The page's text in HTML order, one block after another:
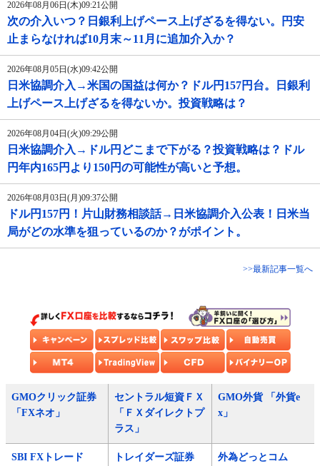
2026年08月06日(木)09:21公開
次の介入いつ？日銀利上げペース上げざるを得ない。円安
止まらなければ10月末～11月に追加介入か？
2026年08月05日(水)09:42公開
日米協調介入→米国の国益は何か？ドル円157円台。日銀利
上げペース上げざるを得ないか。投資戦略は？
2026年08月04日(火)09:29公開
日米協調介入→ドル円どこまで下がる？投資戦略は？ドル
円年内165円より150円の可能性が高いと予想。
2026年08月03日(月)09:37公開
ドル円157円！片山財務相談話→日米協調介入公表！日米当
局がどの水準を狙っているのか？がポイント。
>>最新記事一覧へ
GMOクリック証券
「FXネオ」
セントラル短資ＦＸ
「ＦＸダイレクトプ
ラス」
GMO外貨 「外貨e
x」
SBI FXトレード
トレイダーズ証券
外為どっとコム